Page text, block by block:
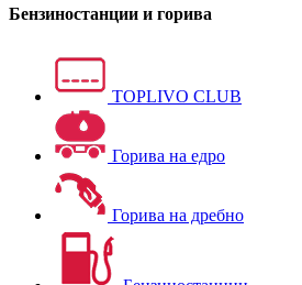
Бензиностанции и горива
TOPLIVO CLUB
Горива на едро
Горива на дребно